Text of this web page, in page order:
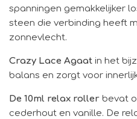
spanningen gemakkelijker
steen die verbinding heeft
zonnevlecht.
Crazy Lace Agaat in het
balans en zorgt voor
De 10ml relax roller bevat
cederhout en vanille. De